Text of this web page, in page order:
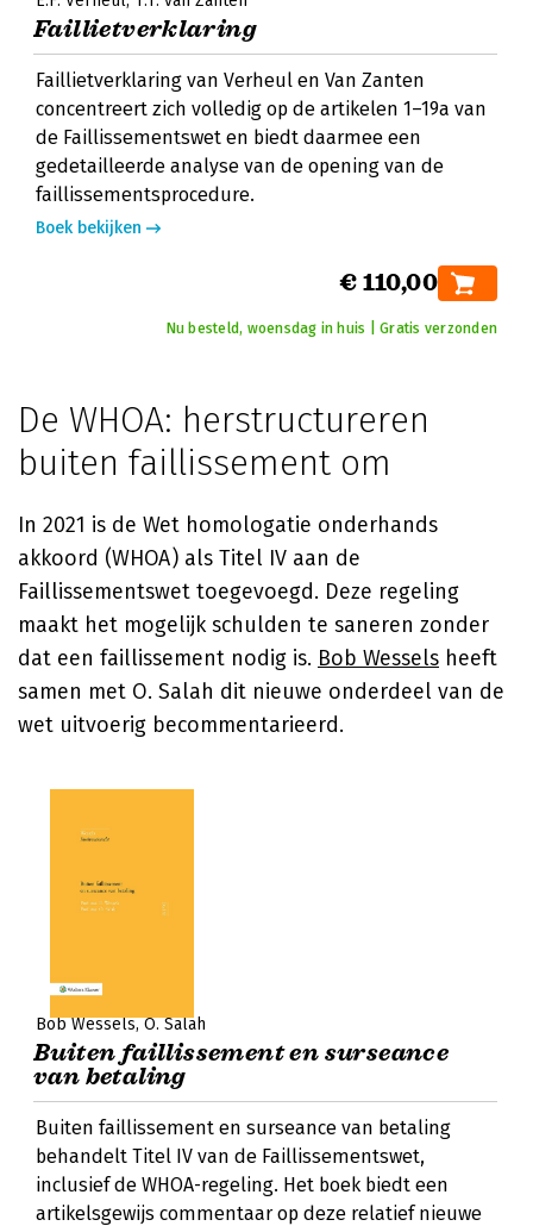
Faillietverklaring
Faillietverklaring van Verheul en Van Zanten
concentreert zich volledig op de artikelen 1–19a van
de Faillissementswet en biedt daarmee een
gedetailleerde analyse van de opening van de
faillissementsprocedure.
Boek bekijken
€ 110,00
Nu besteld, woensdag in huis | Gratis verzonden
De WHOA: herstructureren
buiten faillissement om
In 2021 is de Wet homologatie onderhands
akkoord (WHOA) als Titel IV aan de
Faillissementswet toegevoegd. Deze regeling
maakt het mogelijk schulden te saneren zonder
dat een faillissement nodig is. Bob Wessels heeft
samen met O. Salah dit nieuwe onderdeel van de
wet uitvoerig becommentarieerd.
Bob Wessels O. Salah
Buiten faillissement en surseance
van betaling
Buiten faillissement en surseance van betaling
behandelt Titel IV van de Faillissementswet,
inclusief de WHOA-regeling. Het boek biedt een
artikelsgewijs commentaar op deze relatief nieuwe